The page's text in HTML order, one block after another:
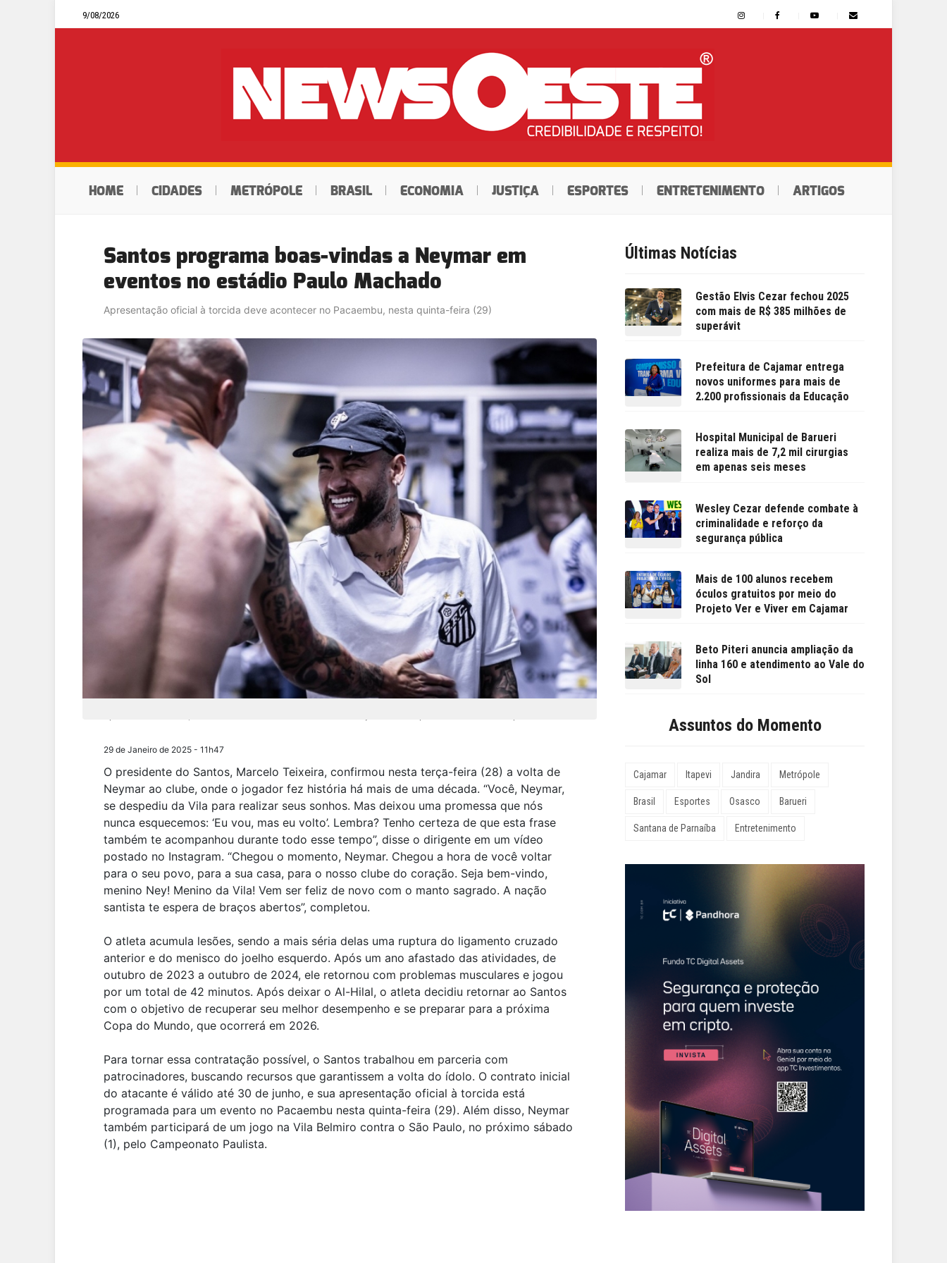
9/08/2026
HOME CIDADES METRÓPOLE BRASIL ECONOMIA JUSTIÇA ESPORTES ENTRETENIMENTO ARTIGOS
Santos programa boas-vindas a Neymar em
eventos no estádio Paulo Machado
Apresentação oficial à torcida deve acontecer no Pacaembu, nesta quinta-feira (29)
29 de Janeiro de 2025 - 11h47
O presidente do Santos, Marcelo Teixeira, confirmou nesta terça-feira (28) a volta de
Neymar ao clube, onde o jogador fez história há mais de uma década. “Você, Neymar,
se despediu da Vila para realizar seus sonhos. Mas deixou uma promessa que nós
nunca esquecemos: ‘Eu vou, mas eu volto’. Lembra? Tenho certeza de que esta frase
também te acompanhou durante todo esse tempo”, disse o dirigente em um vídeo
postado no Instagram. “Chegou o momento, Neymar. Chegou a hora de você voltar
para o seu povo, para a sua casa, para o nosso clube do coração. Seja bem-vindo,
menino Ney! Menino da Vila! Vem ser feliz de novo com o manto sagrado. A nação
santista te espera de braços abertos”, completou.
O atleta acumula lesões, sendo a mais séria delas uma ruptura do ligamento cruzado
anterior e do menisco do joelho esquerdo. Após um ano afastado das atividades, de
outubro de 2023 a outubro de 2024, ele retornou com problemas musculares e jogou
por um total de 42 minutos. Após deixar o Al-Hilal, o atleta decidiu retornar ao Santos
com o objetivo de recuperar seu melhor desempenho e se preparar para a próxima
Copa do Mundo, que ocorrerá em 2026.
Para tornar essa contratação possível, o Santos trabalhou em parceria com
patrocinadores, buscando recursos que garantissem a volta do ídolo. O contrato inicial
do atacante é válido até 30 de junho, e sua apresentação oficial à torcida está
programada para um evento no Pacaembu nesta quinta-feira (29). Além disso, Neymar
também participará de um jogo na Vila Belmiro contra o São Paulo, no próximo sábado
(1), pelo Campeonato Paulista.
Últimas Notícias
Gestão Elvis Cezar fechou 2025
com mais de R$ 385 milhões de
superávit
Prefeitura de Cajamar entrega
novos uniformes para mais de
2.200 profissionais da Educação
Hospital Municipal de Barueri
realiza mais de 7,2 mil cirurgias
em apenas seis meses
Wesley Cezar defende combate à
criminalidade e reforço da
segurança pública
Mais de 100 alunos recebem
óculos gratuitos por meio do
Projeto Ver e Viver em Cajamar
Beto Piteri anuncia ampliação da
linha 160 e atendimento ao Vale do
Sol
Assuntos do Momento
Cajamar Itapevi Jandira Metrópole
Brasil Esportes Osasco Barueri
Santana de Parnaíba Entretenimento